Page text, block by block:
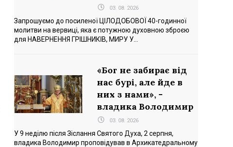
03. 08. 2026
Запрошуємо до посиленої ЦІЛОДОБОВОЇ 40-годинної
молитви на вервиці, яка є потужною духовною зброєю
для НАВЕРНЕННЯ ГРІШНИКІВ, МИРУ У...
«Бог не забирає від
нас бурі, але йде в
них з нами», -
владика Володимир
03. 08. 2026
У 9 неділю після Зіслання Святого Духа, 2 серпня,
владика Володимир проповідував в Архикатедральному